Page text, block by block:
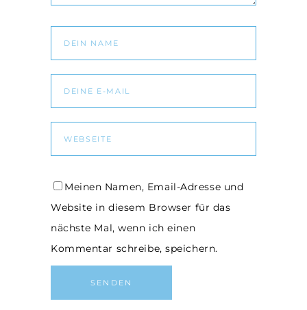
Meinen Namen, Email-Adresse und
Website in diesem Browser für das
nächste Mal, wenn ich einen
Kommentar schreibe, speichern.